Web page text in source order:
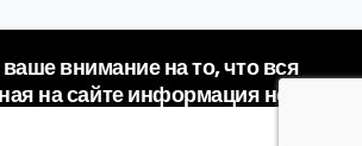
внимание на то, что вся
на сайте информация носит